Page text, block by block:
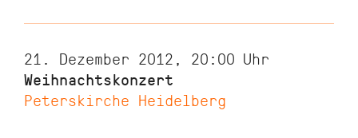
21. Dezember 2012, 20:00 Uhr
Weihnachtskonzert
Peterskirche Heidelberg